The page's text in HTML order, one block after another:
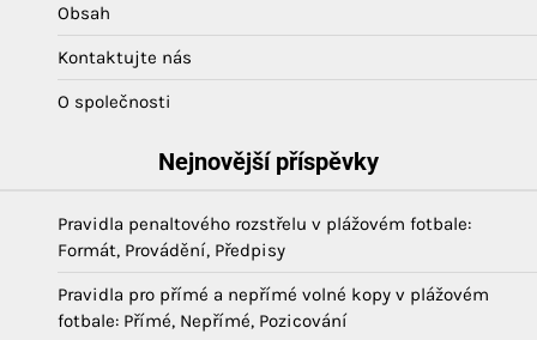
Obsah
Kontaktujte nás
O společnosti
Nejnovější příspěvky
Pravidla penaltového rozstřelu v plážovém fotbale:
Formát, Provádění, Předpisy
Pravidla pro přímé a nepřímé volné kopy v plážovém
fotbale: Přímé, Nepřímé, Pozicování